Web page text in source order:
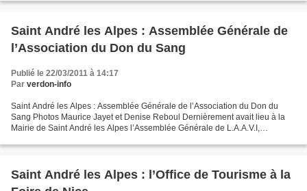
Saint André les Alpes : Assemblée Générale de
l’Association du Don du Sang
Publié le 22/03/2011 à 14:17
Par verdon-info
Saint André les Alpes : Assemblée Générale de l’Association du Don du
Sang Photos Maurice Jayet et Denise Reboul Dernièrement avait lieu à la
Mairie de Saint André les Alpes l’Assemblée Générale de L.A.A.V.I,
Saint André les Alpes : l’Office de Tourisme à la